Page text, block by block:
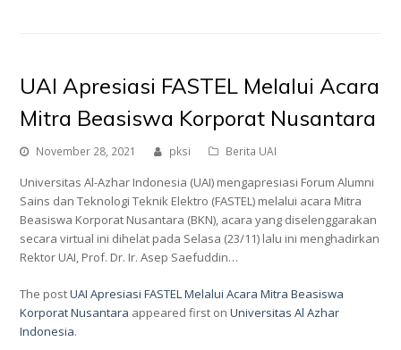
UAI Apresiasi FASTEL Melalui Acara
Mitra Beasiswa Korporat Nusantara
November 28, 2021 pksi Berita UAI
Universitas Al-Azhar Indonesia (UAI) mengapresiasi Forum Alumni
Sains dan Teknologi Teknik Elektro (FASTEL) melalui acara Mitra
Beasiswa Korporat Nusantara (BKN), acara yang diselenggarakan
secara virtual ini dihelat pada Selasa (23/11) lalu ini menghadirkan
Rektor UAI, Prof. Dr. Ir. Asep Saefuddin…
The postUAI Apresiasi FASTEL Melalui Acara Mitra Beasiswa
Korporat Nusantara appeared first onUniversitas Al Azhar
Indonesia.